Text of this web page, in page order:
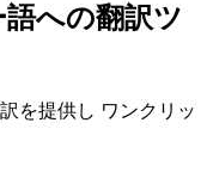
への翻訳ツ
を提供し ワンクリッ